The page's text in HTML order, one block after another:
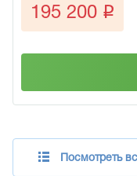
195 200 q
Посмотреть